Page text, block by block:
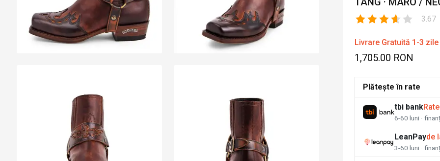
3.67
Livrare Gratuită 1-3
1,705.00 RON
Plătește în rate
tbi bank
6-60 luni ·
LeanPayde
3-60 luni ·